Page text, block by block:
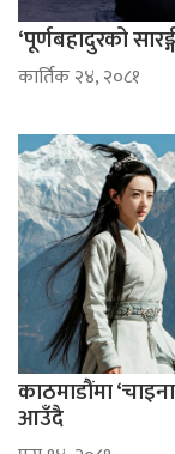
‘पूर्णबहादुरको
कार्तिक २४, २०८१
काठमाडौंमा
आउँदै